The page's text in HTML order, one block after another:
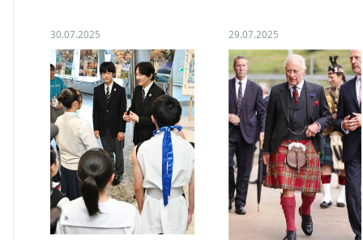
30.07.2025 29.07.2025